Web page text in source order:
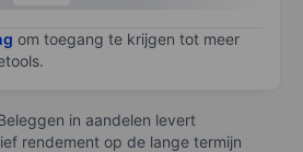
om toegang te krijgen tot meer
in aandelen levert
rendement op de lange termijn